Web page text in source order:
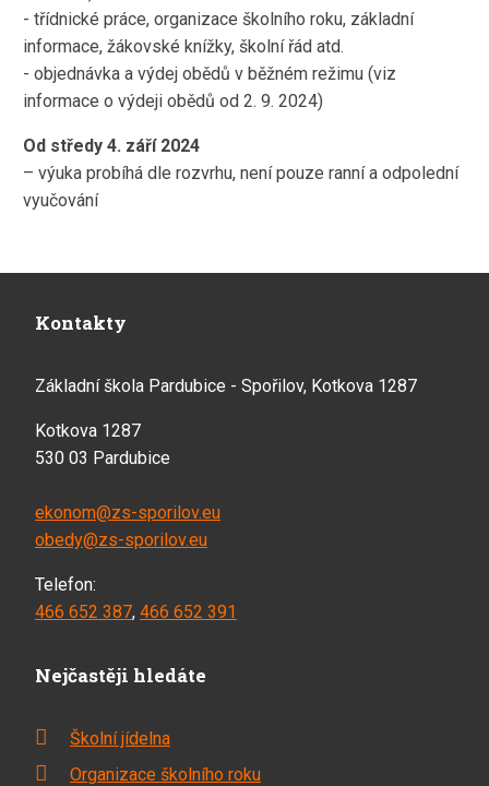
- třídnické práce, organizace školního roku, základní
informace, žákovské knížky, školní řád atd.
- objednávka a výdej obědů v běžném režimu (viz
informace o výdeji obědů od 2. 9. 2024)
Od středy 4. září 2024
– výuka probíhá dle rozvrhu, není pouze ranní a odpolední
vyučování
Kontakty
Základní škola Pardubice - Spořilov, Kotkova 1287
Kotkova 1287
530 03 Pardubice
ekonom@zs-sporilov.eu
obedy@zs-sporilov.eu
Telefon:
466 652 387, 466 652 391
Nejčastěji hledáte
Školní jídelna
Organizace školního roku